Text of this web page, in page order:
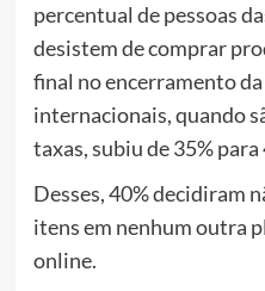
percentual de pessoas
desistem de comprar
final no encerramento
internacionais, quando
taxas, subiu de 35% para
Desses, 40% decidiram
itens em nenhum outra
online.